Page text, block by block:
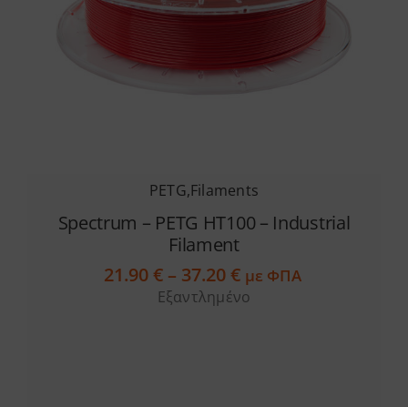
PETG,Filaments
Spectrum – PETG HT100 – Industrial
Filament
21.90€ – 37.20€Price
range:
με ΦΠΑ
Εξαντλημένο